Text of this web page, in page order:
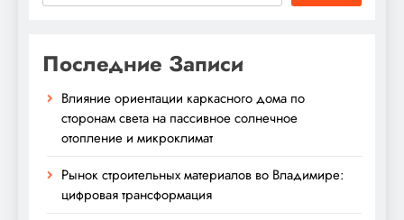
Последние Записи
Влияние ориентации каркасного дома по
сторонам света на пассивное солнечное
отопление и микроклимат
Рынок строительных материалов во Владимире:
цифровая трансформация